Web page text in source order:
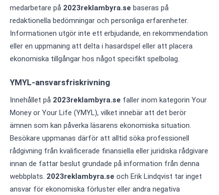
medarbetare på 2023reklambyra.se baseras på
redaktionella bedömningar och personliga erfarenheter.
Informationen utgör inte ett erbjudande, en rekommendation
eller en uppmaning att delta i hasardspel eller att placera
ekonomiska tillgångar hos något specifikt spelbolag.
YMYL-ansvarsfriskrivning
Innehållet på 2023reklambyra.se faller inom kategorin Your
Money or Your Life (YMYL), vilket innebär att det berör
ämnen som kan påverka läsarens ekonomiska situation.
Besökare uppmanas därför att alltid söka professionell
rådgivning från kvalificerade finansiella eller juridiska rådgivare
innan de fattar beslut grundade på information från denna
webbplats. 2023reklambyra.se och Erik Lindqvist tar inget
ansvar för ekonomiska förluster eller andra negativa